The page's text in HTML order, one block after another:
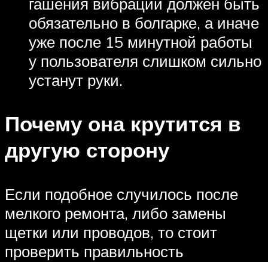
обязательно в болгарке, а иначе
уже после 15 минутной работы
у пользователя слишком сильно
устанут руки.
Почему она крутится в
другую сторону
Если подобное случилось после
мелкого ремонта, либо замены
щетки или проводов, то стоит
проверить правильность